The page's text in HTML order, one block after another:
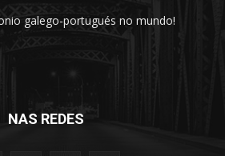
galego-portugués no mundo!
NAS REDES